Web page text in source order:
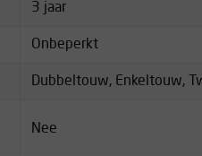
3 jaar
Onbeperkt
Dubbeltouw, Enkeltouw,
Nee